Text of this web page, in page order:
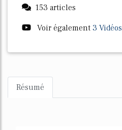
153 articles
Voir également 3 Vidéos
Résumé